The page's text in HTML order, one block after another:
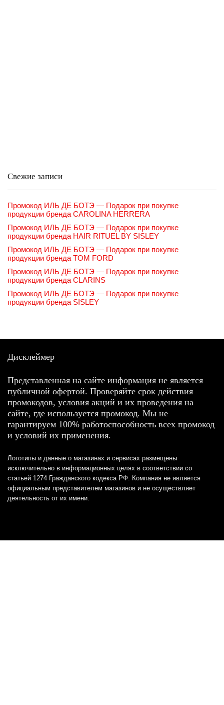
Свежие записи
Промокод ИЛЬ ДЕ БОТЭ — Подарок при покупке
продукции бренда CAROLINA HERRERA
Промокод ИЛЬ ДЕ БОТЭ — Подарок при покупке
продукции бренда HAIR RITUEL BY SISLEY
Промокод ИЛЬ ДЕ БОТЭ — Подарок при покупке
продукции бренда TOM FORD
Промокод ИЛЬ ДЕ БОТЭ — Подарок при покупке
продукции бренда CLARINS
Промокод ИЛЬ ДЕ БОТЭ — Подарок при покупке
продукции бренда SISLEY
Дисклеймер
Представленная на сайте информация не является
публичной офертой. Проверяйте срок действия
промокодов, условия акций и их проведения на
сайте, где используется промокод. Мы не
гарантируем 100% работоспособность всех промокод
и условий их применения.
Логотипы и данные о магазинах и сервисах размещены
исключительно в информационных целях в соответствии со
статьей 1274 Гражданского кодекса РФ. Компания не является
официальным представителем магазинов и не осуществляет
деятельность от их имени.